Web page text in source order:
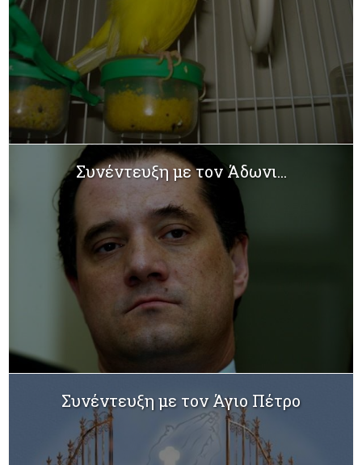
Συνέντευξη με τον Άδωνι...
Συνέντευξη με τον Άγιο Πέτρο